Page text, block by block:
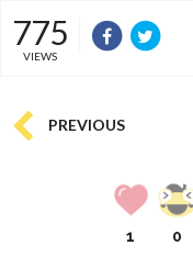
775
VIEWS
PREVIOUS
1 0